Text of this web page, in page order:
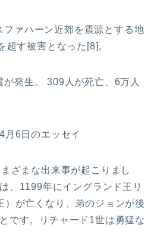
ァハーン近郊を震源とする地
超す被害となった[8]。
発生。 309人が死亡、6万人
月6日のエッセイ
ざまな出来事が起こりまし
、1199年にイングランド王リ
）が亡くなり、弟のジョンが後
です。リチャード1世は勇猛な